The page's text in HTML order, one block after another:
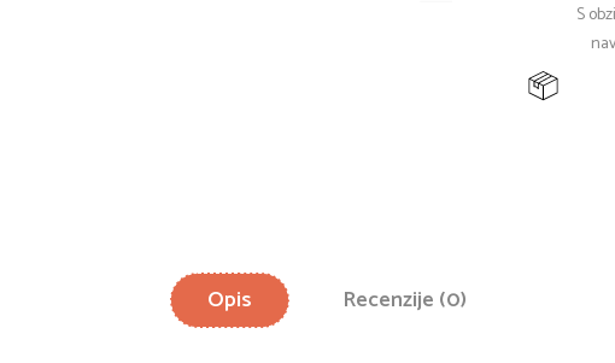
S
Opis Recenzije (0)